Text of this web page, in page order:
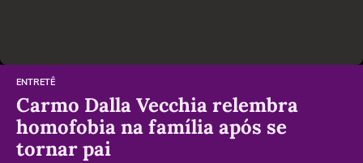
ENTRETÊ
Carmo Dalla Vecchia relembra
homofobia na família após se
tornar pai